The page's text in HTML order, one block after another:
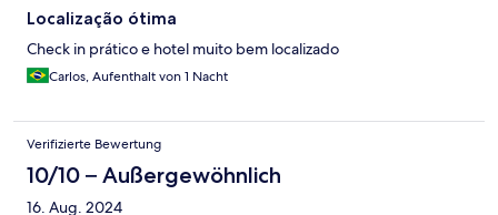
Localização ótima
Check in prático e hotel muito bem localizado
Carlos, Aufenthalt von 1 Nacht
Verifizierte Bewertung
10/10 – Außergewöhnlich
16. Aug. 2024